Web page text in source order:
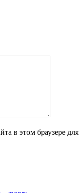
в этом браузере для